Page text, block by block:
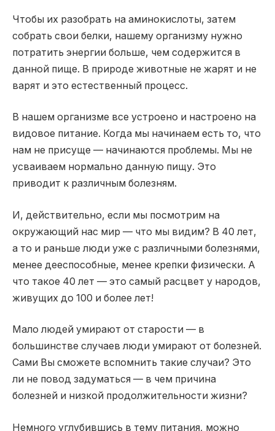
Чтобы их разобрать на аминокислоты, затем
собрать свои белки, нашему организму нужно
потратить энергии больше, чем содержится в
данной пище. В природе животные не жарят и не
варят и это естественный процесс.
В нашем организме все устроено и настроено на
видовое питание. Когда мы начинаем есть то, что
нам не присуще — начинаются проблемы. Мы не
усваиваем нормально данную пищу. Это
приводит к различным болезням.
И, действительно, если мы посмотрим на
окружающий нас мир — что мы видим? В 40 лет,
а то и раньше люди уже с различными болезнями,
менее дееспособные, менее крепки физически. А
что такое 40 лет — это самый расцвет у народов,
живущих до 100 и более лет!
Мало людей умирают от старости — в
большинстве случаев люди умирают от болезней.
Сами Вы сможете вспомнить такие случаи? Это
ли не повод задуматься — в чем причина
болезней и низкой продолжительности жизни?
Немного углубившись в тему питания, можно